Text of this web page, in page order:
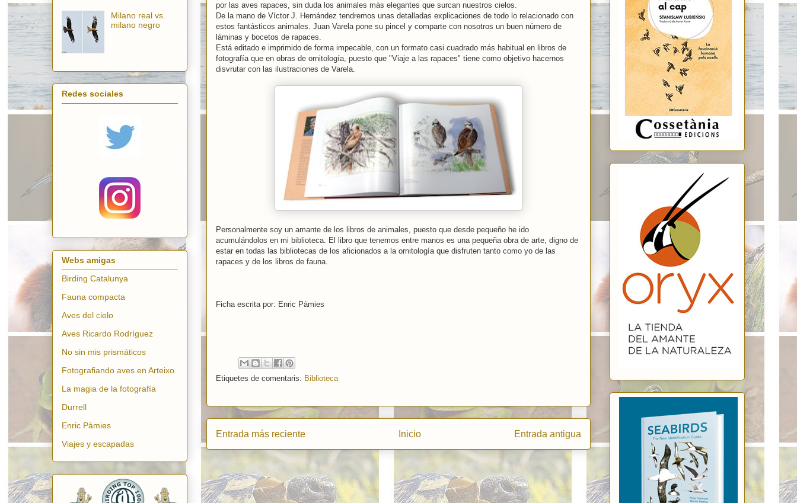
por las aves rapaces, sin duda los animales más elegantes que surcan nuestros cielos.
De la mano de Víctor J. Hernández tendremos unas detalladas explicaciones de todo lo relacionado con
estos fantásticos animales. Juan Varela pone su pincel y comparte con nosotros un buen número de
láminas y bocetos de rapaces.
Está editado e imprimido de forma impecable, con un formato casi cuadrado más habitual en libros de
fotografía que en obras de ornitología, puesto que "Viaje a las rapaces" tiene como objetivo hacernos
disvrutar con las ilustraciones de Varela.
Personalmente soy un amante de los libros de animales, puesto que desde pequeño he ido
acumulándolos en mi biblioteca. El libro que tenemos entre manos es una pequeña obra de arte, digno de
estar en todas las bibliotecas de los aficionados a la ornitología que disfruten tanto como yo de las
rapaces y de los libros de fauna.
Ficha escrita por: Enric Pàmies
Etiquetes de comentaris: Biblioteca
Entrada más reciente Entrada antigua
Inicio
Milano real vs.
milano negro
Redes sociales
Webs amigas
Birding Catalunya
Fauna compacta
Aves del cielo
Aves Ricardo Rodríguez
No sin mis prismáticos
Fotografiando aves en Arteixo
La magia de la fotografía
Durrell
Enric Pàmies
Viajes y escapadas